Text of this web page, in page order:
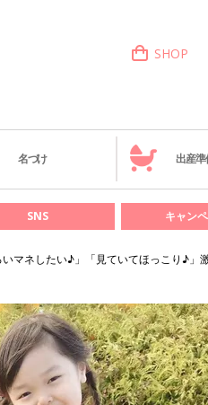
SHOP
名づけ 出産準
SNS キャン
マネしたい♪」「見ていてほっこり♪」